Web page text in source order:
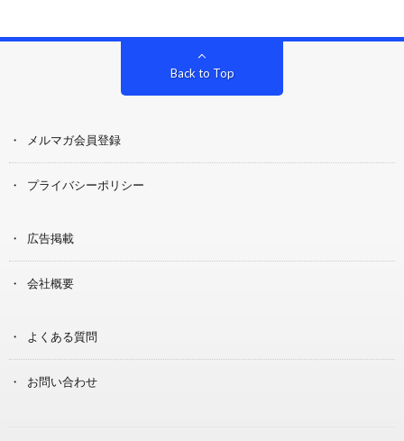
Back to Top
メルマガ会員登録
プライバシーポリシー
広告掲載
会社概要
よくある質問
お問い合わせ